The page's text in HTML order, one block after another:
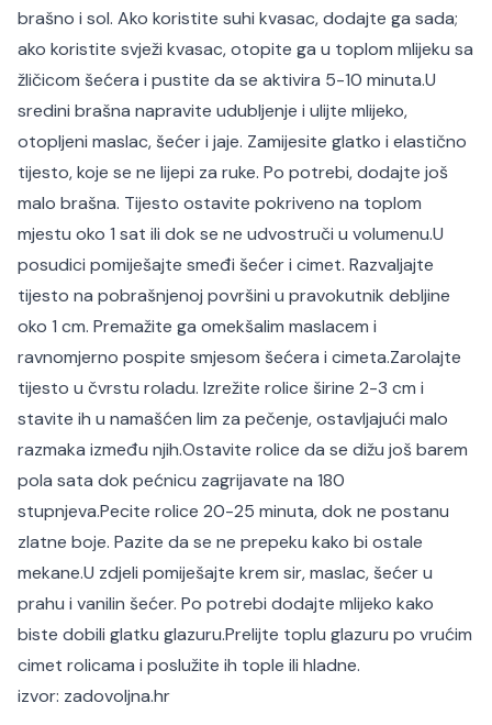
brašno i sol. Ako koristite suhi kvasac, dodajte ga sada;
ako koristite svježi kvasac, otopite ga u toplom mlijeku sa
žličicom šećera i pustite da se aktivira 5-10 minuta.U
sredini brašna napravite udubljenje i ulijte mlijeko,
otopljeni maslac, šećer i jaje. Zamijesite glatko i elastično
tijesto, koje se ne lijepi za ruke. Po potrebi, dodajte još
malo brašna. Tijesto ostavite pokriveno na toplom
mjestu oko 1 sat ili dok se ne udvostruči u volumenu.U
posudici pomiješajte smeđi šećer i cimet. Razvaljajte
tijesto na pobrašnjenoj površini u pravokutnik debljine
oko 1 cm. Premažite ga omekšalim maslacem i
ravnomjerno pospite smjesom šećera i cimeta.Zarolajte
tijesto u čvrstu roladu. Izrežite rolice širine 2-3 cm i
stavite ih u namašćen lim za pečenje, ostavljajući malo
razmaka između njih.Ostavite rolice da se dižu još barem
pola sata dok pećnicu zagrijavate na 180
stupnjeva.Pecite rolice 20-25 minuta, dok ne postanu
zlatne boje. Pazite da se ne prepeku kako bi ostale
mekane.U zdjeli pomiješajte krem sir, maslac, šećer u
prahu i vanilin šećer. Po potrebi dodajte mlijeko kako
biste dobili glatku glazuru.Prelijte toplu glazuru po vrućim
cimet rolicama i poslužite ih tople ili hladne.
izvor: zadovoljna.hr